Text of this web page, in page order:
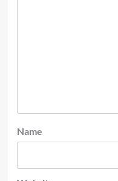
Name